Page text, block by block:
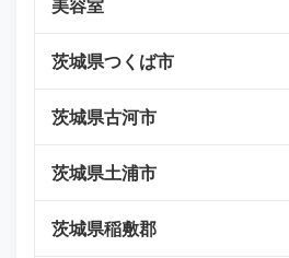
美容室
茨城県つくば市
茨城県古河市
茨城県土浦市
茨城県稲敷郡